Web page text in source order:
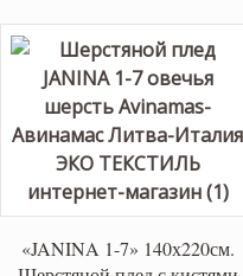
«JANINA 1-7» 140х220см.